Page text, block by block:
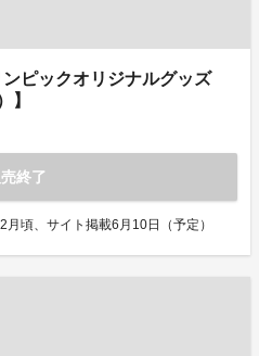
ピックオリジナルグッズ
】
終了
頃、サイト掲載6月10日（予定）